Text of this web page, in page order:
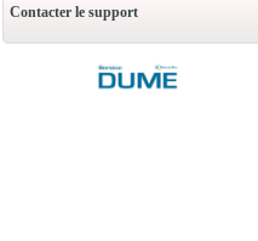
Contacter le support